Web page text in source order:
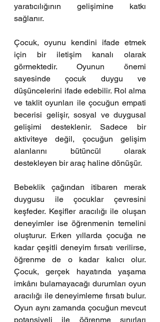
yaratıcılığının gelişimine katkı
sağlanır.
Çocuk, oyunu kendini ifade etmek
için bir iletişim kanalı olarak
görmektedir. Oyunun önemi
sayesinde çocuk duygu ve
düşüncelerini ifade edebilir. Rol alma
ve taklit oyunları ile çocuğun empati
becerisi gelişir, sosyal ve duygusal
gelişimi desteklenir. Sadece bir
aktiviteye değil, çocuğun gelişim
alanlarını bütüncül olarak
destekleyen bir araç haline dönüşür.
Bebeklik çağından itibaren merak
duygusu ile çocuklar çevresini
keşfeder. Keşifler aracılığı ile oluşan
deneyimler ise öğrenmenin temelini
oluşturur. Erken yıllarda çocuğa ne
kadar çeşitli deneyim fırsatı verilirse,
öğrenme de o kadar kalıcı olur.
Çocuk, gerçek hayatında yaşama
imkânı bulamayacağı durumları oyun
aracılığı ile deneyimleme fırsatı bulur.
Oyun aynı zamanda çocuğun mevcut
potansiyeli ile öğrenme sınırları